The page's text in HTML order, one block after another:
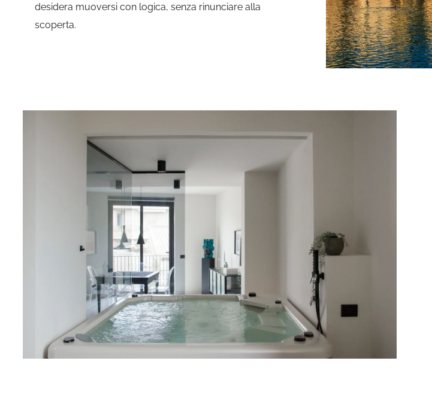
desidera muoversi con logica, senza rinunciare alla
scoperta.